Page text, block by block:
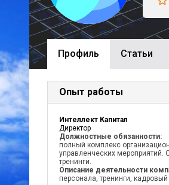
Профиль Cтатьи
Опыт работы
Интеллект Капитал
Директор
Должностные обязанности:
полный комплекс
управленческих мероприятий.
тренинги.
Описание деятельности
персонала, тренинги, кадровый